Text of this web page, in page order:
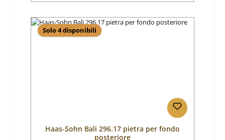
Solo 4 disponibili
Haas-Sohn Bali 296.17 pietra per fondo
posteriore